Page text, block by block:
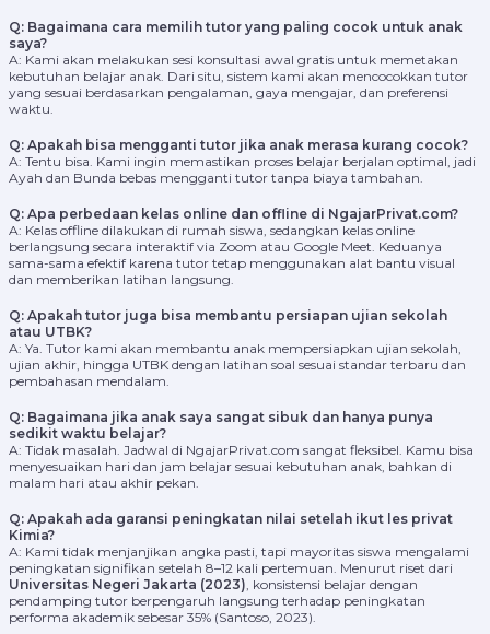
Q: Bagaimana cara memilih tutor yang paling cocok untuk anak
saya?
A: Kami akan melakukan sesi konsultasi awal gratis untuk memetakan
kebutuhan belajar anak. Dari situ, sistem kami akan mencocokkan tutor
yang sesuai berdasarkan pengalaman, gaya mengajar, dan preferensi
waktu.
Q: Apakah bisa mengganti tutor jika anak merasa kurang cocok?
A: Tentu bisa. Kami ingin memastikan proses belajar berjalan optimal, jadi
Ayah dan Bunda bebas mengganti tutor tanpa biaya tambahan.
Q: Apa perbedaan kelas online dan offline di NgajarPrivat.com?
A: Kelas offline dilakukan di rumah siswa, sedangkan kelas online
berlangsung secara interaktif via Zoom atau Google Meet. Keduanya
sama-sama efektif karena tutor tetap menggunakan alat bantu visual
dan memberikan latihan langsung.
Q: Apakah tutor juga bisa membantu persiapan ujian sekolah
atau UTBK?
A: Ya. Tutor kami akan membantu anak mempersiapkan ujian sekolah,
ujian akhir, hingga UTBK dengan latihan soal sesuai standar terbaru dan
pembahasan mendalam.
Q: Bagaimana jika anak saya sangat sibuk dan hanya punya
sedikit waktu belajar?
A: Tidak masalah. Jadwal di NgajarPrivat.com sangat fleksibel. Kamu bisa
menyesuaikan hari dan jam belajar sesuai kebutuhan anak, bahkan di
malam hari atau akhir pekan.
Q: Apakah ada garansi peningkatan nilai setelah ikut les privat
Kimia?
A: Kami tidak menjanjikan angka pasti, tapi mayoritas siswa mengalami
peningkatan signifikan setelah 8–12 kali pertemuan. Menurut riset dari
Universitas Negeri Jakarta (2023) , konsistensi belajar dengan
pendamping tutor berpengaruh langsung terhadap peningkatan
performa akademik sebesar 35% (Santoso, 2023).